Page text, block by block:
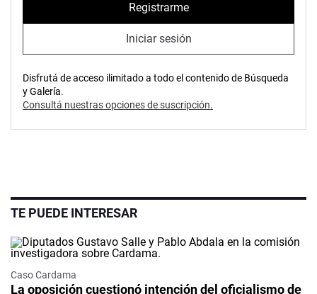
Registrarme
Iniciar sesión
Disfrutá de acceso ilimitado a todo el contenido de Búsqueda
y Galería.
Consultá nuestras opciones de suscripción.
TE PUEDE INTERESAR
Caso Cardama
La oposición cuestionó intención del oficialismo de